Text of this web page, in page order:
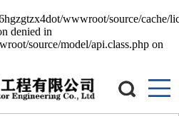
wwwroot/source/cache/
denied in
source/model/api.class.php on